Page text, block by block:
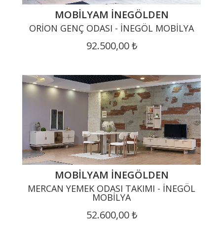
MOBILYAM İNEGÖLDEN
ORION GENÇ ODASI - İNEGÖL MOBILYA
92.500,00 ₺
MOBILYAM İNEGÖLDEN
MERCAN YEMEK ODASI TAKIMI - İNEGÖL
MOBILYA
52.600,00 ₺